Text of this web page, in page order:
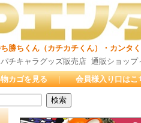
チくん）・カンタくん等、
店 通販ショップ～パチン
カゴを見る ｜ 会員様入り口はこ